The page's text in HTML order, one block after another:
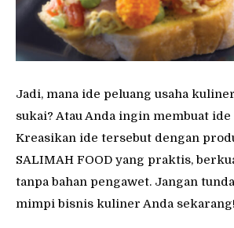
Jadi, mana ide peluang usaha
sukai? Atau Anda ingin membuat ide
Kreasikan ide tersebut dengan
SALIMAH FOOD yang praktis,
tanpa bahan pengawet. Jangan
mimpi bisnis kuliner Anda sekarang!